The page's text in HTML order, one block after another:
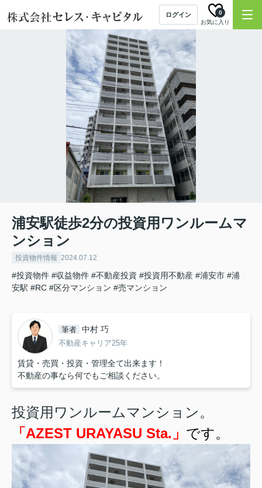
ログイン
お気に入り
0
浦安駅徒歩2分の投資用ワンルームマ
ンション
投資物件情報 2024.07.12
#投資物件 #収益物件 #不動産投資 #投資用不動産 #浦安市 #浦
安駅 #RC #区分マンション #売マンション
筆者 中村 巧
不動産キャリア25年
賃貸・売買・投資・管理全て出来ます！
不動産の事なら何でもご相談ください。
投資用ワンルームマンション。
「AZEST URAYASU Sta.」 です。